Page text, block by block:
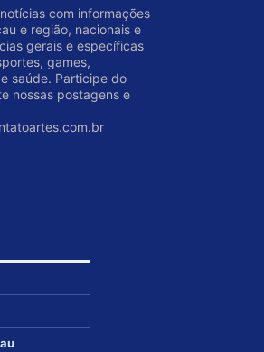
com informações
e região, nacionais e
gerais e específicas
games,
saúde. Participe do
nossas postagens e